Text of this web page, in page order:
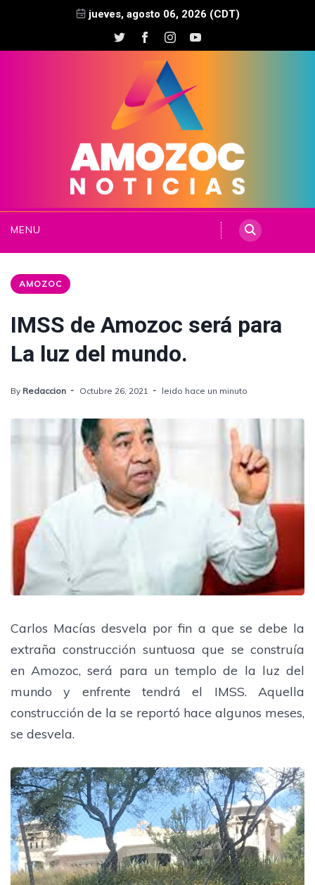
jueves, agosto 06, 2026 (CDT)
MENU
AMOZOC
IMSS de Amozoc será para
La luz del mundo.
By Redaccion Octubre 26, 2021 leido hace un minuto
Carlos Macías desvela por fin a que se debe la
extraña construcción suntuosa que se construía
en Amozoc, será para un templo de la luz del
mundo y enfrente tendrá el IMSS. Aquella
construcción de la se reportó hace algunos meses,
se desvela.